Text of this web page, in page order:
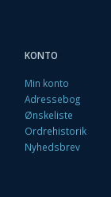
KONTO
Min konto
Adressebog
Ønskeliste
Ordrehistorik
Nyhedsbrev